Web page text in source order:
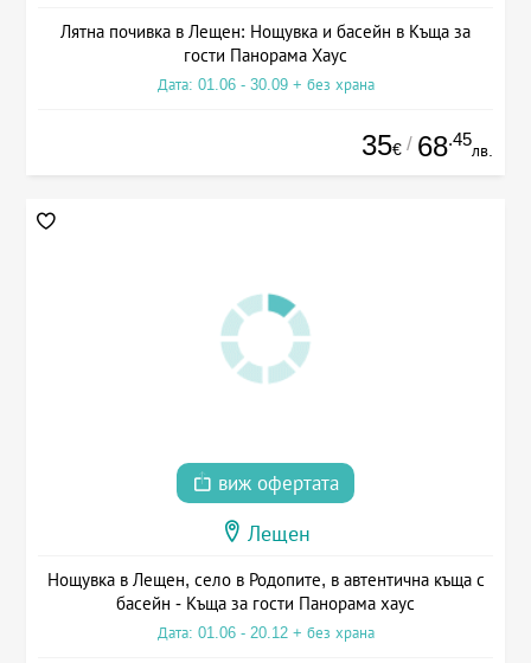
Лятна почивка в Лещен: Нощувка и басейн в Къща за
гости Панорама Хаус
Дата: 01.06 - 30.09 + без храна
35€ / 68.45
лв.
виж офертата
Лещен
Нощувка в Лещен, село в Родопите, в автентична къща с
басейн - Къща за гости Панорама хаус
Дата: 01.06 - 20.12 + без храна